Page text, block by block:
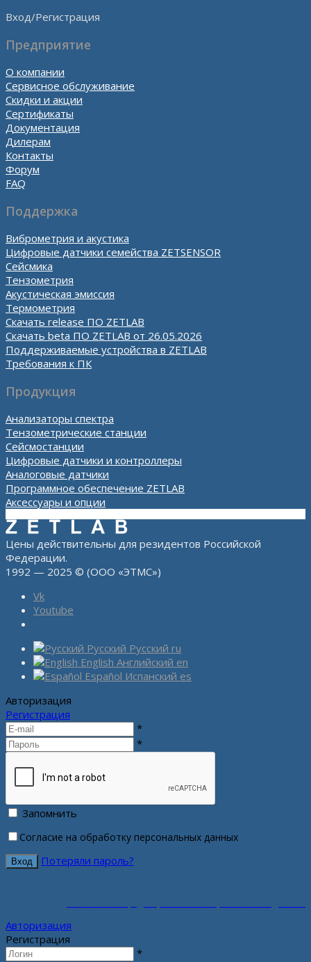
Вход/Регистрация
Предприятие
О компании
Сервисное обслуживание
Скидки и акции
Сертификаты
Документация
Дилерам
Контакты
Форум
FAQ
Поддержка
Виброметрия и акустика
Цифровые датчики семейства ZETSENSOR
Сейсмика
Тензометрия
Акустическая эмиссия
Термометрия
Скачать release ПО ZETLAB
Скачать beta ПО ZETLAB от 26.05.2026
Поддерживаемые устройства в ZETLAB
Требования к ПК
Продукция
Анализаторы спектра
Тензометрические станции
Сейсмостанции
Цифровые датчики и контроллеры
Аналоговые датчики
Программное обеспечение ZETLAB
Аксессуары и опции
Цены действительны для резидентов Российской
Федерации.
1992 — 2025 © (ООО «ЭТМС»)
Vk
Youtube
Русский Русский ru
English Английский en
Español Испанский es
Авторизация
Регистрация
*
*
Запомнить
Согласие на обработку персональных данных
Потеряли пароль?
Авторизация
Регистрация
*